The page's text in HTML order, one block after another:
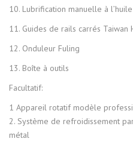
10. Lubrification manuelle à l’huile
11. Guides de rails carrés Taiwan
12. Onduleur Fuling
13. Boîte à outils
Facultatif:
1 Appareil rotatif modèle
2. Système de refroidissement
métal